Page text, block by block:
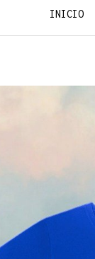
INICIO